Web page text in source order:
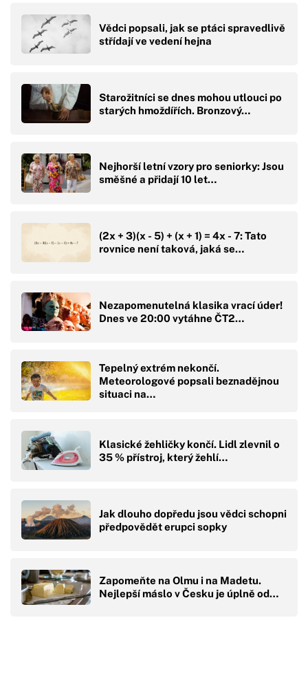
Vědci popsali, jak se ptáci spravedlivě
střídají ve vedení hejna
Starožitníci se dnes mohou utlouci po
starých hmoždířích. Bronzový…
Nejhorší letní vzory pro seniorky: Jsou
směšné a přidají 10 let…
(2x + 3)(x - 5) + (x + 1) = 4x - 7: Tato
rovnice není taková, jaká se…
Nezapomenutelná klasika vrací úder!
Dnes ve 20:00 vytáhne ČT2…
Tepelný extrém nekončí.
Meteorologové popsali beznadějnou
situaci na…
Klasické žehličky končí. Lidl zlevnil o
35 % přístroj, který žehlí…
Jak dlouho dopředu jsou vědci schopni
předpovědět erupci sopky
Zapomeňte na Olmu i na Madetu.
Nejlepší máslo v Česku je úplně od…